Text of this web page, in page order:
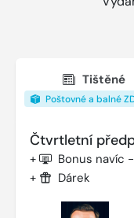
Tištěné
Poštovné a balné
Čtvrtletní
+ Bonus navíc
+ Dárek